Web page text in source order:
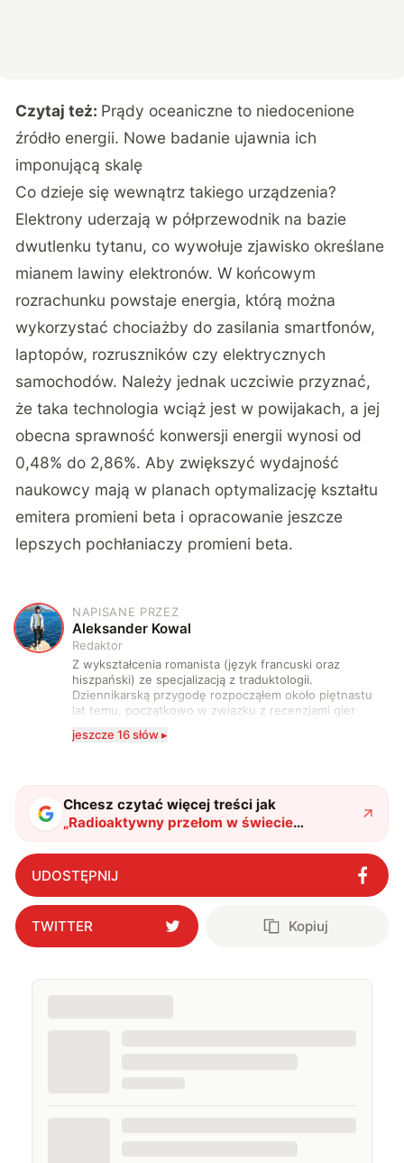
Czytaj też: Prądy oceaniczne to niedocenione
źródło energii. Nowe badanie ujawnia ich
imponującą skalę
Co dzieje się wewnątrz takiego urządzenia?
Elektrony uderzają w półprzewodnik na bazie
dwutlenku tytanu, co wywołuje zjawisko określane
mianem lawiny elektronów. W końcowym
rozrachunku powstaje energia, którą można
wykorzystać chociażby do zasilania smartfonów,
laptopów, rozruszników czy elektrycznych
samochodów. Należy jednak uczciwie przyznać,
że taka technologia wciąż jest w powijakach, a jej
obecna sprawność konwersji energii wynosi od
0,48% do 2,86%. Aby zwiększyć wydajność
naukowcy mają w planach optymalizację kształtu
emitera promieni beta i opracowanie jeszcze
lepszych pochłaniaczy promieni beta.
A
NAPISANE PRZEZ
Aleksander Kowal
Redaktor
Z wykształcenia romanista (język francuski oraz
hiszpański) ze specjalizacją z traduktologii.
Dziennikarską przygodę rozpocząłem około piętnastu
lat temu, początkowo w związku z recenzjami gier
komputerowych i filmów. Obecnie publikuję
zdecydowanie częściej na tematy związane z nauką
także uprawiać oraz oglądać sport.
jeszcze 16 słów ▸
Chcesz czytać więcej treści jak
„Radioaktywny przełom w świecie
elektroniki. Bateria, której nigdy nie trzeba
ładować?"?
UDOSTĘPNIJ
TWITTER Kopiuj